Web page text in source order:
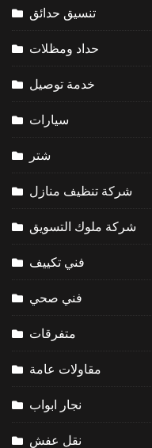
تنسيق حدائق
حداد ومظلات
خدمة توصيل
سيارات
شتر
شركة تنظيف منازل
شركة ملوك التسويق
فني تكييف
فني صحي
متفرقات
مقاولات عامة
نجار ابواب
نقل عفش